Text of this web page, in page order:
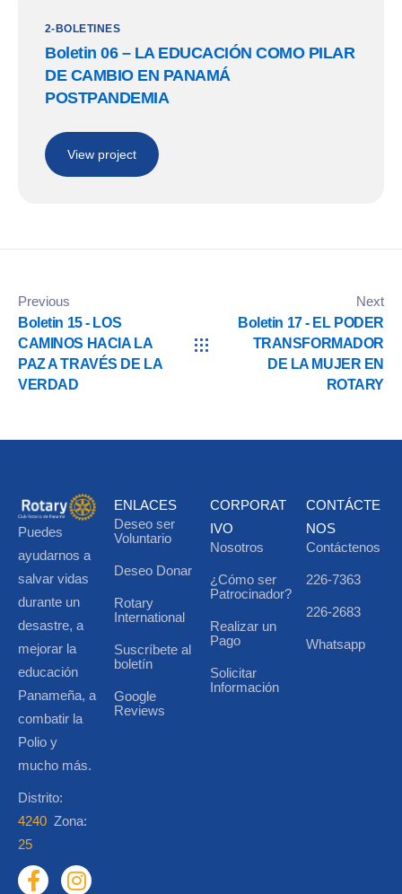
2-BOLETINES
Boletin 06 – LA EDUCACIÓN COMO PILAR
DE CAMBIO EN PANAMÁ
POSTPANDEMIA
View project
Previous
Boletin 15 - LOS
CAMINOS HACIA LA
PAZ A TRAVÉS DE LA
VERDAD
Next
Boletin 17 - EL PODER
TRANSFORMADOR
DE LA MUJER EN
ROTARY
Puedes
ayudarnos a
salvar vidas
durante un
desastre, a
mejorar la
educación
Panameña, a
combatir la
Polio y
mucho más.
Distrito:
4240 Zona:
25
ENLACES
Deseo ser
Voluntario
Deseo Donar
Rotary
International
Suscríbete al
boletín
Google
Reviews
CORPORAT
IVO
Nosotros
¿Cómo ser
Patrocinador?
Realizar un
Pago
Solicitar
Información
CONTÁCTE
NOS
Contáctenos
226-7363
226-2683
Whatsapp